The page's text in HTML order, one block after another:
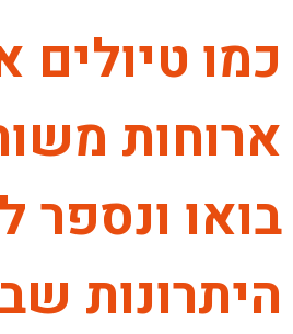
כמו טיולים
ארוחות
בואו ונספר
היתרונות